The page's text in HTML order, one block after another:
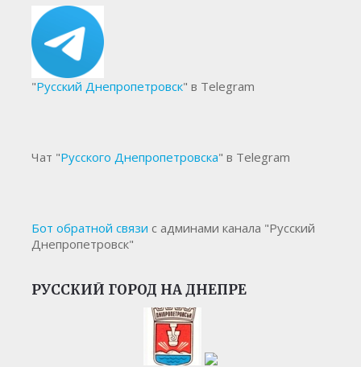
"Русский Днепропетровск" в Telegram
Чат "Русского Днепропетровска" в Telegram
Бот обратной связи с админами канала "Русский
Днепропетровск"
РУССКИЙ ГОРОД НА ДНЕПРЕ